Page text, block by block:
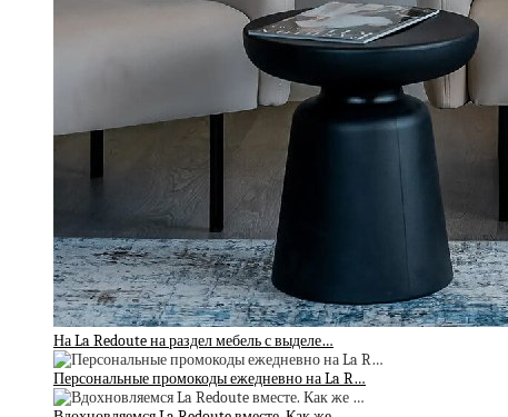
На La Redoute на раздел мебель с выделе…
Персональные промокоды ежедневно на La R…